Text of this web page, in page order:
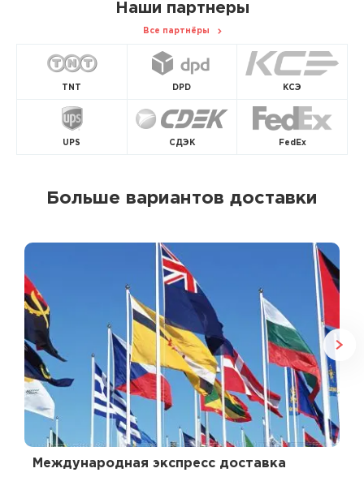
Наши партнеры
Все партнёры
TNT DPD КСЭ
UPS СДЭК FedEx
Больше вариантов доставки
Международная экспресс доставка